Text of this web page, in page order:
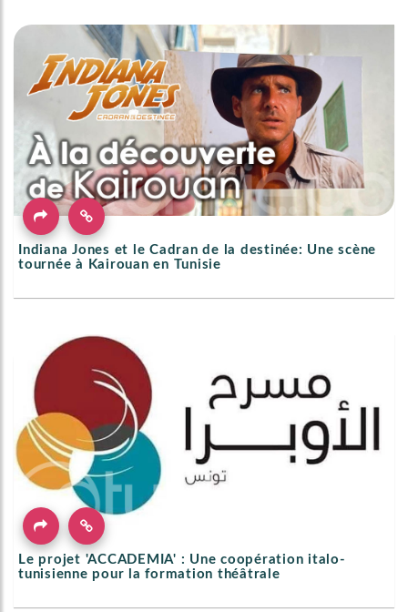
Indiana Jones et le Cadran de la destinée: Une scène
tournée à Kairouan en Tunisie
Le projet 'ACCADEMIA' : Une coopération italo-
tunisienne pour la formation théâtrale